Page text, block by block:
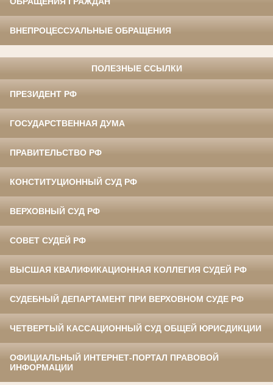
ВНЕПРОЦЕССУАЛЬНЫЕ ОБРАЩЕНИЯ
ПОЛЕЗНЫЕ ССЫЛКИ
ПРЕЗИДЕНТ РФ
ГОСУДАРСТВЕННАЯ ДУМА
ПРАВИТЕЛЬСТВО РФ
КОНСТИТУЦИОННЫЙ СУД РФ
ВЕРХОВНЫЙ СУД РФ
СОВЕТ СУДЕЙ РФ
ВЫСШАЯ КВАЛИФИКАЦИОННАЯ КОЛЛЕГИЯ СУДЕЙ РФ
СУДЕБНЫЙ ДЕПАРТАМЕНТ ПРИ ВЕРХОВНОМ СУДЕ РФ
ЧЕТВЕРТЫЙ КАССАЦИОННЫЙ СУД ОБЩЕЙ ЮРИСДИКЦИИ
ОФИЦИАЛЬНЫЙ ИНТЕРНЕТ-ПОРТАЛ ПРАВОВОЙ
ИНФОРМАЦИИ